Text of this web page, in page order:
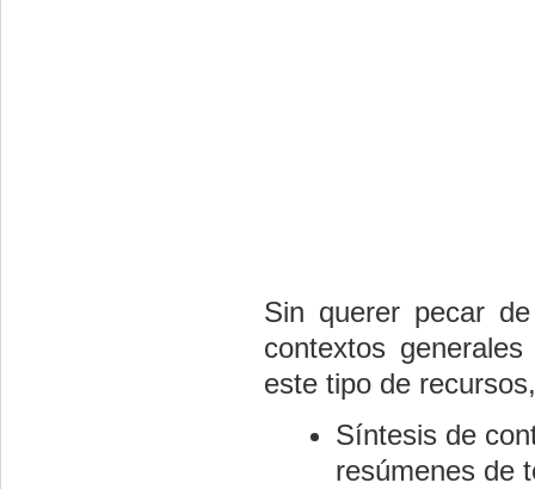
Sin querer pecar
contextos
este tipo de
Síntesis de
resúmenes de